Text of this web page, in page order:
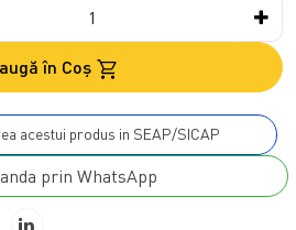
în Coş
acestui produs in SEAP/SICAP
prin WhatsApp